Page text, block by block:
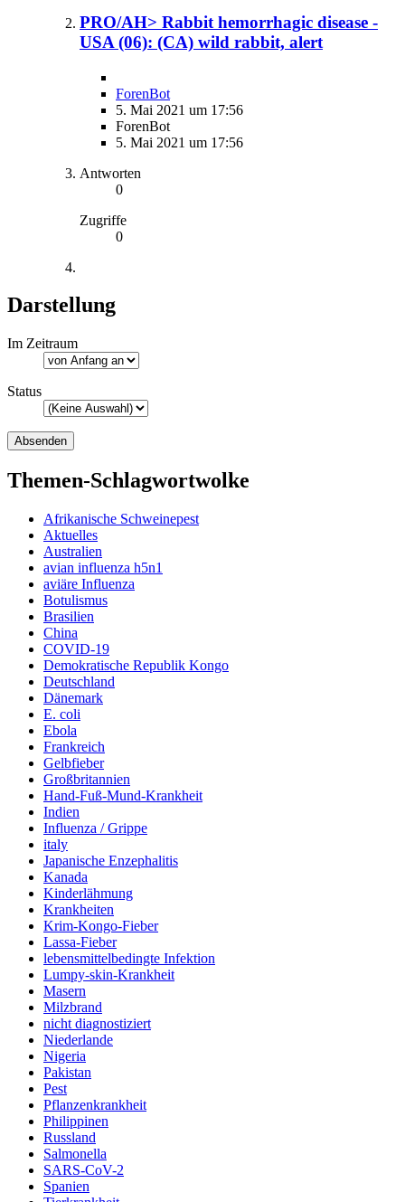
PRO/AH> Rabbit hemorrhagic disease -
USA (06): (CA) wild rabbit, alert
ForenBot
5. Mai 2021 um 17:56
ForenBot
5. Mai 2021 um 17:56
Antworten
0
Zugriffe
0
Darstellung
Im Zeitraum
Status
Themen-Schlagwortwolke
Afrikanische Schweinepest
Aktuelles
Australien
avian influenza h5n1
aviäre Influenza
Botulismus
Brasilien
China
COVID-19
Demokratische Republik Kongo
Deutschland
Dänemark
E. coli
Ebola
Frankreich
Gelbfieber
Großbritannien
Hand-Fuß-Mund-Krankheit
Indien
Influenza / Grippe
italy
Japanische Enzephalitis
Kanada
Kinderlähmung
Krankheiten
Krim-Kongo-Fieber
Lassa-Fieber
lebensmittelbedingte Infektion
Lumpy-skin-Krankheit
Masern
Milzbrand
nicht diagnostiziert
Niederlande
Nigeria
Pakistan
Pest
Pflanzenkrankheit
Philippinen
Russland
Salmonella
SARS-CoV-2
Spanien